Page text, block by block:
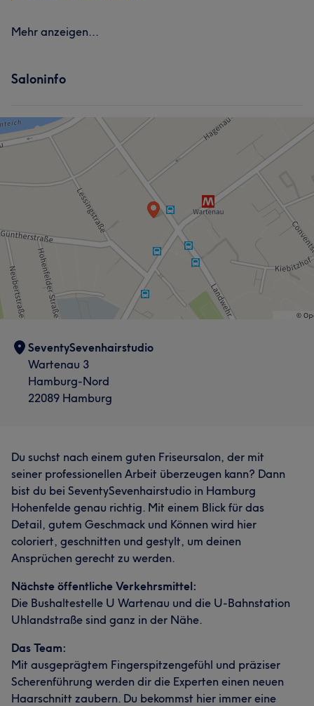
Mehr anzeigen...
Saloninfo
SeventySevenhairstudio
Wartenau 3
Hamburg-Nord
22089 Hamburg
Du suchst nach einem guten Friseursalon, der mit
seiner professionellen Arbeit überzeugen kann? Dann
bist du bei SeventySevenhairstudio in Hamburg
Hohenfelde genau richtig. Mit einem Blick für das
Detail, gutem Geschmack und Können wird hier
coloriert, geschnitten und gestylt, um deinen
Ansprüchen gerecht zu werden.
Nächste öffentliche Verkehrsmittel:
Die Bushaltestelle U Wartenau und die U-Bahnstation
Uhlandstraße sind ganz in der Nähe.
Das Team:
Mit ausgeprägtem Fingerspitzengefühl und präziser
Scherenführung werden dir die Experten einen neuen
Haarschnitt zaubern. Du bekommst hier immer eine